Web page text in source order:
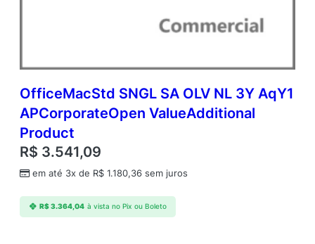
OfficeMacStd SNGL SA OLV NL 3Y AqY1
APCorporateOpen ValueAdditional
Product
R$ 3.541,09
em até 3x de R$ 1.180,36 sem juros
R$3.364,04 à vista no Pix ou Boleto